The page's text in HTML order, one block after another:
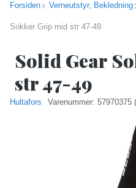
Forsiden Verneutstyr, Bekledning
Sokker Grip mid str 47-49
Solid Gear
str 47-49
Hultafors Varenummer: 57970375